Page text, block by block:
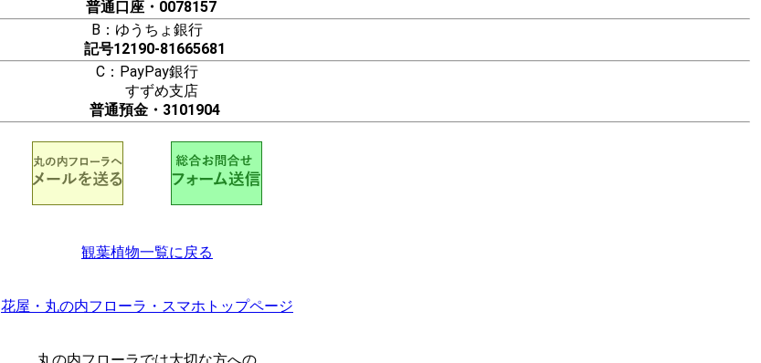
普通口座・0078157
B：ゆうちょ銀行
記号12190-81665681
C：PayPay銀行
すずめ支店
普通預金・3101904
観葉植物一覧に戻る
花屋・丸の内フローラ・スマホトップページ
丸の内フローラでは大切な方への